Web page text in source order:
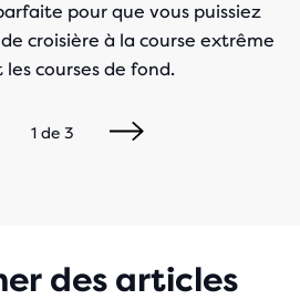
pour que vous puissiez
croisière à la course extrême
courses de fond.
1de 3
des articles